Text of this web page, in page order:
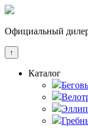
Официальный
↑
Каталог